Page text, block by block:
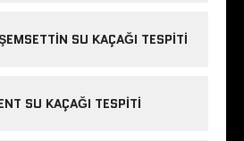
SU KAÇAĞI TESPITI
SU KAÇAĞI TESPITI